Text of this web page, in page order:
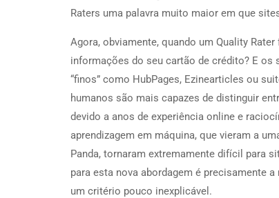
Raters uma palavra muito maior em que
Agora, obviamente, quando um Quality
informações do seu cartão de crédito? E
“finos” como HubPages, Ezinearticles ou
humanos são mais capazes de distinguir
devido a anos de experiência online e
aprendizagem em máquina, que vieram a
Panda, tornaram extremamente difícil para
para esta nova abordagem é precisamente
um critério pouco inexplicável.